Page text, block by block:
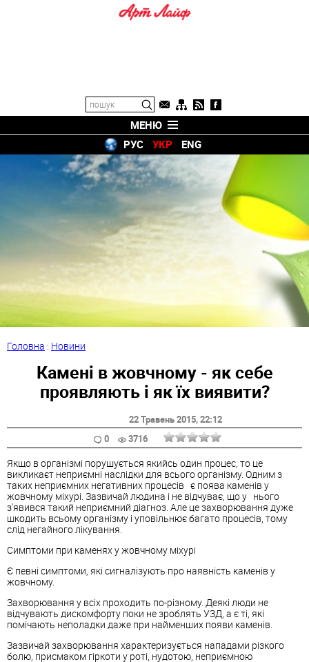
МЕНЮ
РУС
УКР ENG
Головна : Новини
Камені в жовчному - як себе
проявляють і як їх виявити?
22 Травень 2015, 22:12
0
3716
Якщо в організмі порушується якийсь один процес, то це
викликаєт неприємні наслідки для всього організму. Одним з
таких неприємних негативних процесів є поява каменів у
жовчному міхурі. Зазвичай людина і не відчуває, що у нього
з'явився такий неприємний діагноз. Але це захворювання дуже
шкодить всьому організму і уповільнює багато процесів, тому
слід негайного лікування.
Симптоми при каменях у жовчному міхурі
Є певні симптоми, які сигналізують про наявність каменів у
жовчному.
Захворювання у всіх проходить по-різному. Деякі люди не
відчувають дискомфорту поки не зроблять УЗД, а є ті, які
помічають неполадки даже при найменших появи каменів.
Зазвичай захворювання характеризується нападами різкого
болю, присмаком гіркоти у роті, нудотою, неприємною